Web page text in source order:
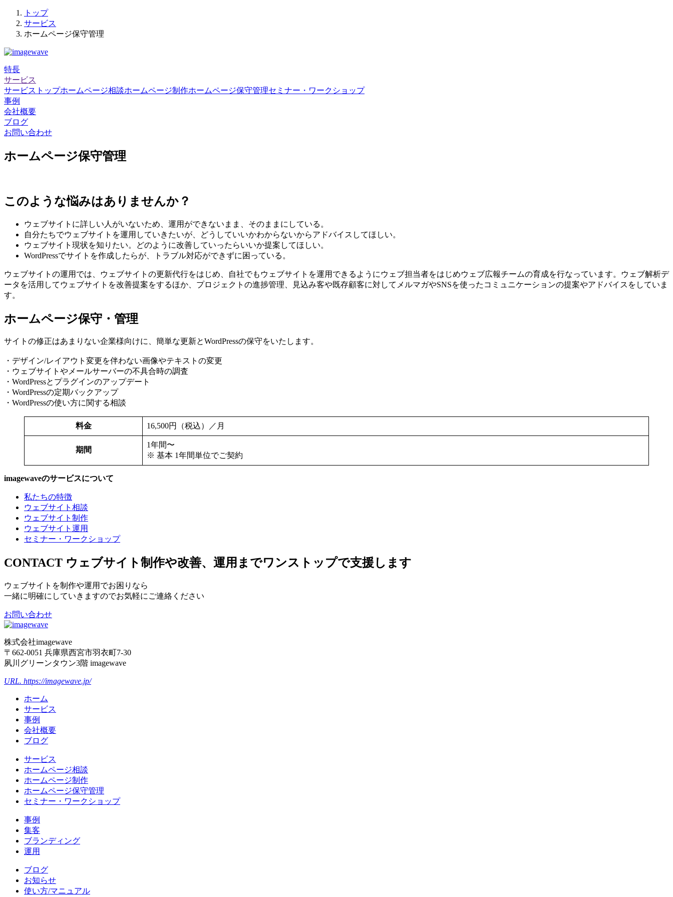
トップ
サービス
ホームページ保守管理
特長
サービス
サービストップホームページ相談ホームページ制作ホームページ保守管理セミナー・ワークショップ
事例
会社概要
ブログ
お問い合わせ
ホームページ保守管理
このような悩みはありませんか？
ウェブサイトに詳しい人がいないため、運用ができないまま、そのままにしている。
自分たちでウェブサイトを運用していきたいが、どうしていいかわからないからアドバイスしてほしい。
ウェブサイト現状を知りたい。どのように改善していったらいいか提案してほしい。
WordPressでサイトを作成したらが、トラブル対応ができずに困っている。
ウェブサイトの運用では、ウェブサイトの更新代行をはじめ、自社でもウェブサイトを運用できるようにウェブ担当者をはじめウェブ広報チームの育成を行なっています。ウェブ解析デ
ータを活用してウェブサイトを改善提案をするほか、プロジェクトの進捗管理、見込み客や既存顧客に対してメルマガやSNSを使ったコミュニケーションの提案やアドバイスをしていま
す。
ホームページ保守・管理
サイトの修正はあまりない企業様向けに、簡単な更新とWordPressの保守をいたします。
・デザイン/レイアウト変更を伴わない画像やテキストの変更
・ウェブサイトやメールサーバーの不具合時の調査
・WordPressとプラグインのアップデート
・WordPressの定期バックアップ
・WordPressの使い方に関する相談
料金 16,500円（税込）／月
期間
1年間〜
※ 基本 1年間単位でご契約
imagewaveのサービスについて
私たちの特徴
ウェブサイト相談
ウェブサイト制作
ウェブサイト運用
セミナー・ワークショップ
CONTACT ウェブサイト制作や改善、運用までワンストップで支援します
ウェブサイトを制作や運用でお困りなら
一緒に明確にしていきますのでお気軽にご連絡ください
お問い合わせ
株式会社imagewave
〒662-0051 兵庫県西宮市羽衣町7-30
夙川グリーンタウン3階 imagewave
URL. https://imagewave.jp/
ホーム
サービス
事例
会社概要
ブログ
サービス
ホームページ相談
ホームページ制作
ホームページ保守管理
セミナー・ワークショップ
事例
集客
ブランディング
運用
ブログ
お知らせ
使い方/マニュアル